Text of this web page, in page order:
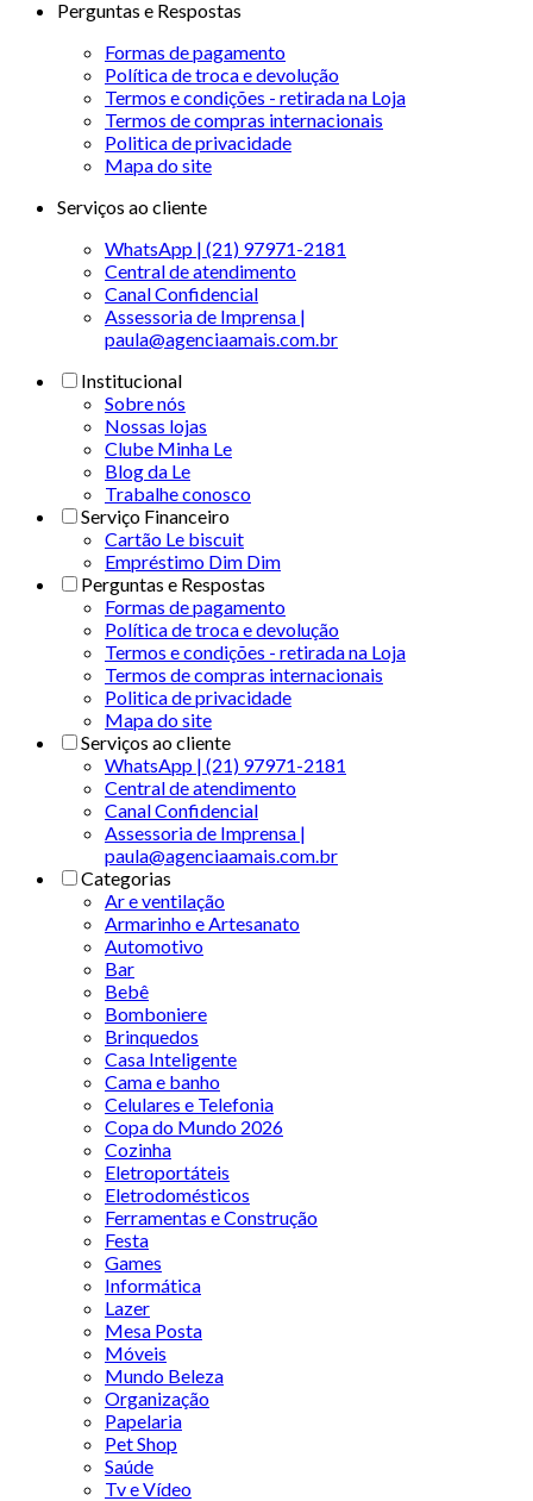
Perguntas e Respostas
Formas de pagamento
Política de troca e devolução
Termos e condições - retirada na Loja
Termos de compras internacionais
Politica de privacidade
Mapa do site
Serviços ao cliente
WhatsApp | (21) 97971-2181
Central de atendimento
Canal Confidencial
Assessoria de Imprensa |
paula@agenciaamais.com.br
Institucional
Sobre nós
Nossas lojas
Clube Minha Le
Blog da Le
Trabalhe conosco
Serviço Financeiro
Cartão Le biscuit
Empréstimo Dim Dim
Perguntas e Respostas
Formas de pagamento
Política de troca e devolução
Termos e condições - retirada na Loja
Termos de compras internacionais
Politica de privacidade
Mapa do site
Serviços ao cliente
WhatsApp | (21) 97971-2181
Central de atendimento
Canal Confidencial
Assessoria de Imprensa |
paula@agenciaamais.com.br
Categorias
Ar e ventilação
Armarinho e Artesanato
Automotivo
Bar
Bebê
Bomboniere
Brinquedos
Casa Inteligente
Cama e banho
Celulares e Telefonia
Copa do Mundo 2026
Cozinha
Eletroportáteis
Eletrodomésticos
Ferramentas e Construção
Festa
Games
Informática
Lazer
Mesa Posta
Móveis
Mundo Beleza
Organização
Papelaria
Pet Shop
Saúde
Tv e Vídeo